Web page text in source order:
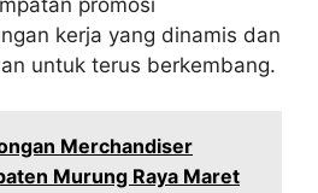
kerja yang dinamis dan
untuk terus berkembang.
Merchandiser
Murung Raya Maret